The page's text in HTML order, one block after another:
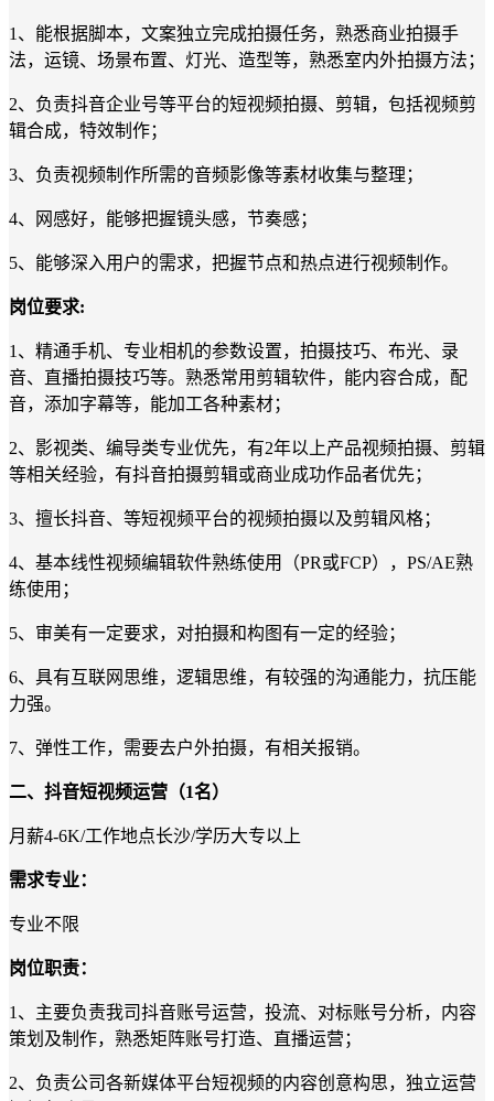
1、 能根据脚本，文案独立完成拍摄任务，熟悉商业拍摄手
法，运镜、场景布置、灯光、造型等，熟悉室内外拍摄方法 ；
2、 负责抖音企业号等平台的短视频拍摄、剪辑，包括视频剪
辑合成，特效制作；
3、 负责视频制作所需的音频影像等素材收集与整理；
4、 网感好，能够把握镜头感，节奏感；
5、 能够深入用户的需求，把握节点和热点进行视频制作。
岗位要求:
1、 精通手机、专业相机的参数设置，拍摄技巧、布光、录
音、直播拍摄技巧等。熟悉常用剪辑软件，能内容合成，配
音， 添加字幕等，能加工各种素材；
2、 影视类、编导类专业优先，有2年以上产品视频拍摄、剪辑
等相关经验，有抖音拍摄剪辑或商业成功作品者优先；
3、 擅长抖音、等短视频平台的视频拍摄以及剪辑风格；
4、 基本线性视频编辑软件熟练使用（PR或FCP）， PS/AE熟
练使用；
5、 审美有一定要求，对拍摄和构图有一定的经验；
6、 具有互联网思维，逻辑思维，有较强的沟通能力，抗压能
力强。
7、 弹性工作，需要去户外拍摄，有相关报销。
二、 抖音短视频运营 （1名）
月薪4-6K/工作地点长沙/学历大专以上
需求专业：
专业不限
岗位职责：
1、 主要负责我司抖音账号运营，投流、对标账号分析，内容
策划及制作，熟悉矩阵账号打造、直播运营 ；
2、 负责公司各新媒体平台短视频的内容创意构思，独立运营